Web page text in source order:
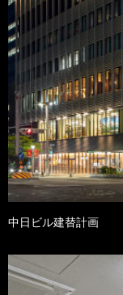
中日ビル建替計画